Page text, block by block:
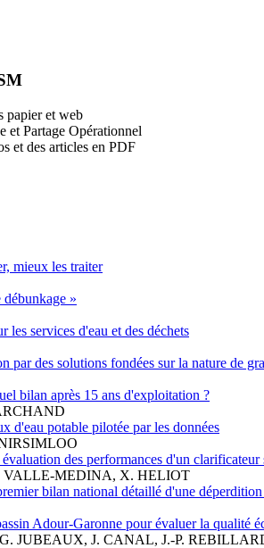
papier et web
et Partage Opérationnel
et des articles en PDF
mieux les traiter
»
services d'eau et des déchets
par des solutions fondées sur la nature de
bilan après 15 ans d'exploitation ?
d'eau potable pilotée par les données
des performances d'un
VALLE-MEDINA, X. HELIOT
bilan national détaillé d'une déperdition
Adour-Garonne pour évaluer la qualité
JUBEAUX, J. CANAL, J.-P.